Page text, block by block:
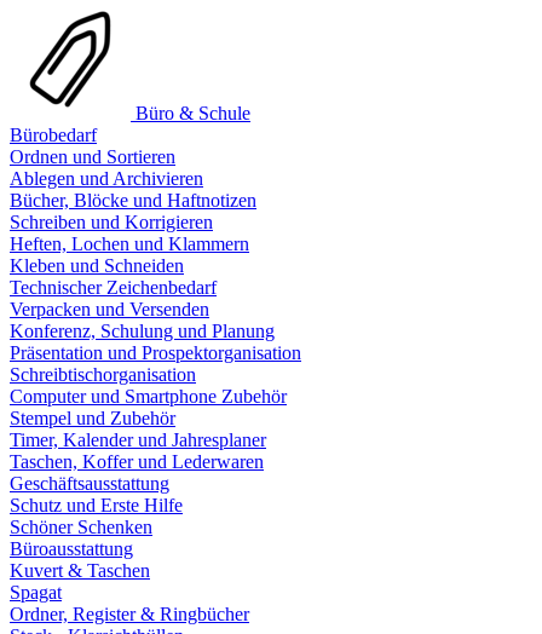
Büro & Schule
Bürobedarf
Ordnen und Sortieren
Ablegen und Archivieren
Bücher, Blöcke und Haftnotizen
Schreiben und Korrigieren
Heften, Lochen und Klammern
Kleben und Schneiden
Technischer Zeichenbedarf
Verpacken und Versenden
Konferenz, Schulung und Planung
Präsentation und Prospektorganisation
Schreibtischorganisation
Computer und Smartphone Zubehör
Stempel und Zubehör
Timer, Kalender und Jahresplaner
Taschen, Koffer und Lederwaren
Geschäftsausstattung
Schutz und Erste Hilfe
Schöner Schenken
Büroausstattung
Kuvert & Taschen
Spagat
Ordner, Register & Ringbücher